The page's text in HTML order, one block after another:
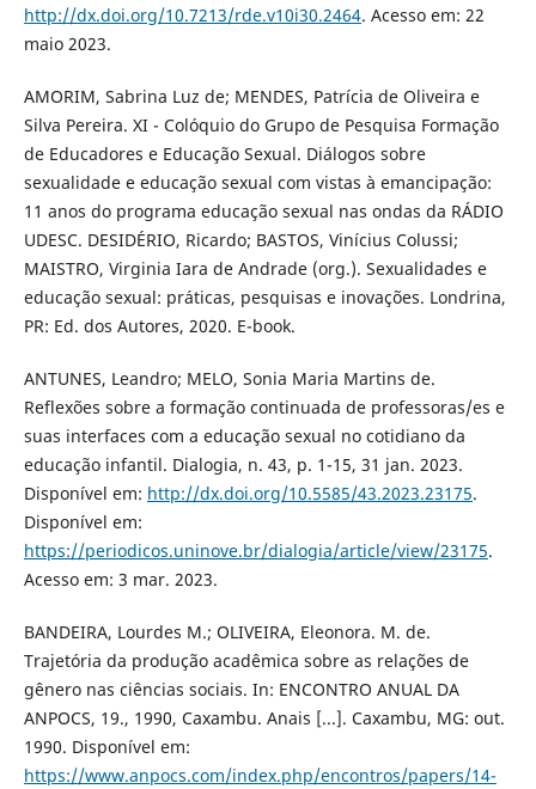
http://dx.doi.org/10.7213/rde.v10i30.2464. Acesso em: 22
maio 2023.
AMORIM, Sabrina Luz de; MENDES, Patrícia de Oliveira e
Silva Pereira. XI - Colóquio do Grupo de Pesquisa Formação
de Educadores e Educação Sexual. Diálogos sobre
sexualidade e educação sexual com vistas à emancipação:
11 anos do programa educação sexual nas ondas da RÁDIO
UDESC. DESIDÉRIO, Ricardo; BASTOS, Vinícius Colussi;
MAISTRO, Virginia Iara de Andrade (org.). Sexualidades e
educação sexual: práticas, pesquisas e inovações. Londrina,
PR: Ed. dos Autores, 2020. E-book.
ANTUNES, Leandro; MELO, Sonia Maria Martins de.
Reflexões sobre a formação continuada de professoras/es e
suas interfaces com a educação sexual no cotidiano da
educação infantil. Dialogia, n. 43, p. 1-15, 31 jan. 2023.
Disponível em: http://dx.doi.org/10.5585/43.2023.23175.
Disponível em:
https://periodicos.uninove.br/dialogia/article/view/23175.
Acesso em: 3 mar. 2023.
BANDEIRA, Lourdes M.; OLIVEIRA, Eleonora. M. de.
Trajetória da produção acadêmica sobre as relações de
gênero nas ciências sociais. In: ENCONTRO ANUAL DA
ANPOCS, 19., 1990, Caxambu. Anais [...]. Caxambu, MG: out.
1990. Disponível em:
https://www.anpocs.com/index.php/encontros/papers/14-